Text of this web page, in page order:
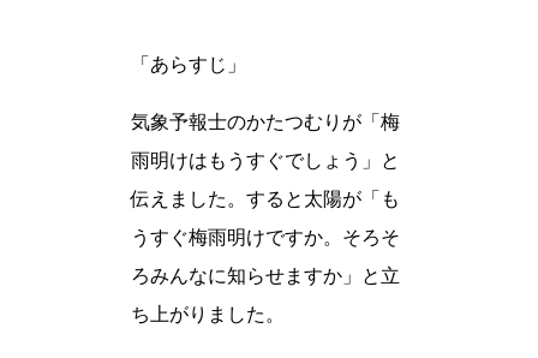
「あらすじ」
気象予報士のかたつむりが「梅
雨明けはもうすぐでしょう」と
伝えました。すると太陽が「も
うすぐ梅雨明けですか。そろそ
ろみんなに知らせますか」と立
ち上がりました。